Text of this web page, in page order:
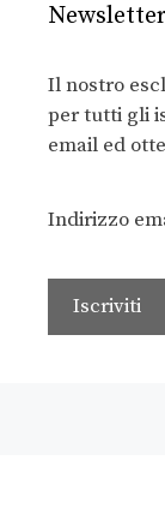
Newsletter
Il nostro
per tutti gli
email ed
Indirizzo